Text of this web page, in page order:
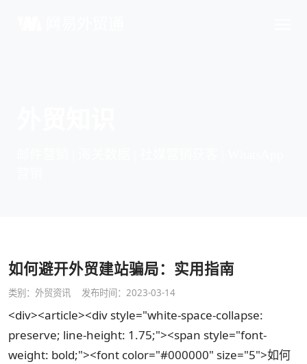
如何避开外贸建站骗局：实用指南
类别： 外贸资讯 发布时间：2023-03-14
<div><article><div style="white-space-collapse:
preserve; line-height: 1.75;"><span style="font-
weight: bold;"><font color="#000000" size="5">如何